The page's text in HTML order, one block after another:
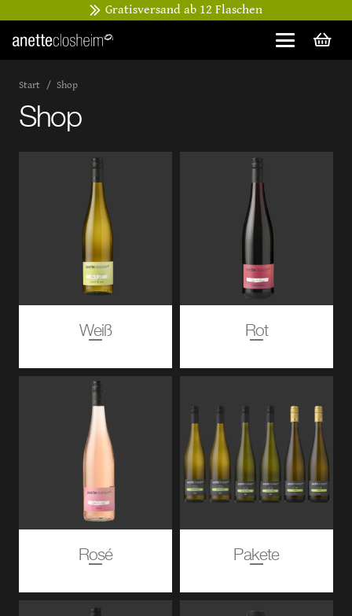
Gratisversand ab 12 Flaschen
Start / Shop
Shop
Weiß Rot
Rosé Pakete